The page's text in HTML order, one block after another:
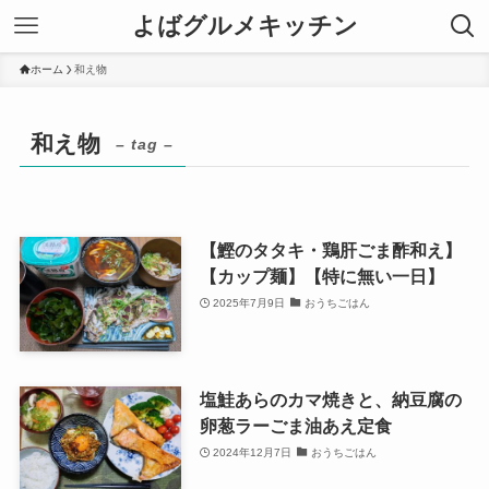
よばグルメキッチン
ホーム 和え物
和え物 – tag –
【鰹のタタキ・鶏肝ごま酢和え】
【カップ麺】【特に無い一日】
2025年7月9日 おうちごはん
塩鮭あらのカマ焼きと、納豆腐の
卵葱ラーごま油あえ定食
2024年12月7日 おうちごはん